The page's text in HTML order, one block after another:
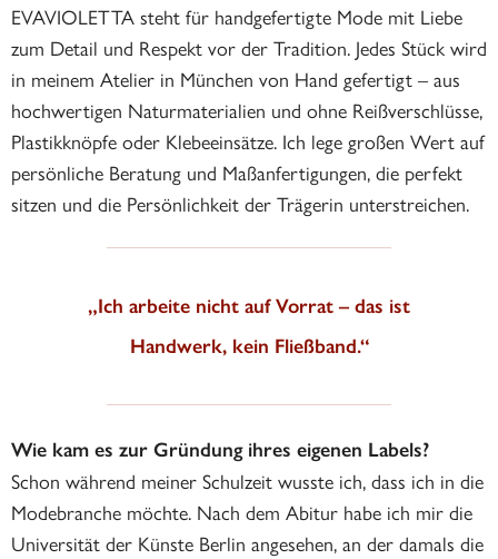
EVAVIOLETTA steht für handgefertigte Mode mit Liebe
zum Detail und Respekt vor der Tradition. Jedes Stück wird
in meinem Atelier in München von Hand gefertigt – aus
hochwertigen Naturmaterialien und ohne Reißverschlüsse,
Plastikknöpfe oder Klebeeinsätze. Ich lege großen Wert auf
persönliche Beratung und Maßanfertigungen, die perfekt
sitzen und die Persönlichkeit der Trägerin unterstreichen.
„Ich arbeite nicht auf Vorrat – das ist
Handwerk, kein Fließband.“
Wie kam es zur Gründung ihres eigenen Labels?
Schon während meiner Schulzeit wusste ich, dass ich in die
Modebranche möchte. Nach dem Abitur habe ich mir die
Universität der Künste Berlin angesehen, an der damals die